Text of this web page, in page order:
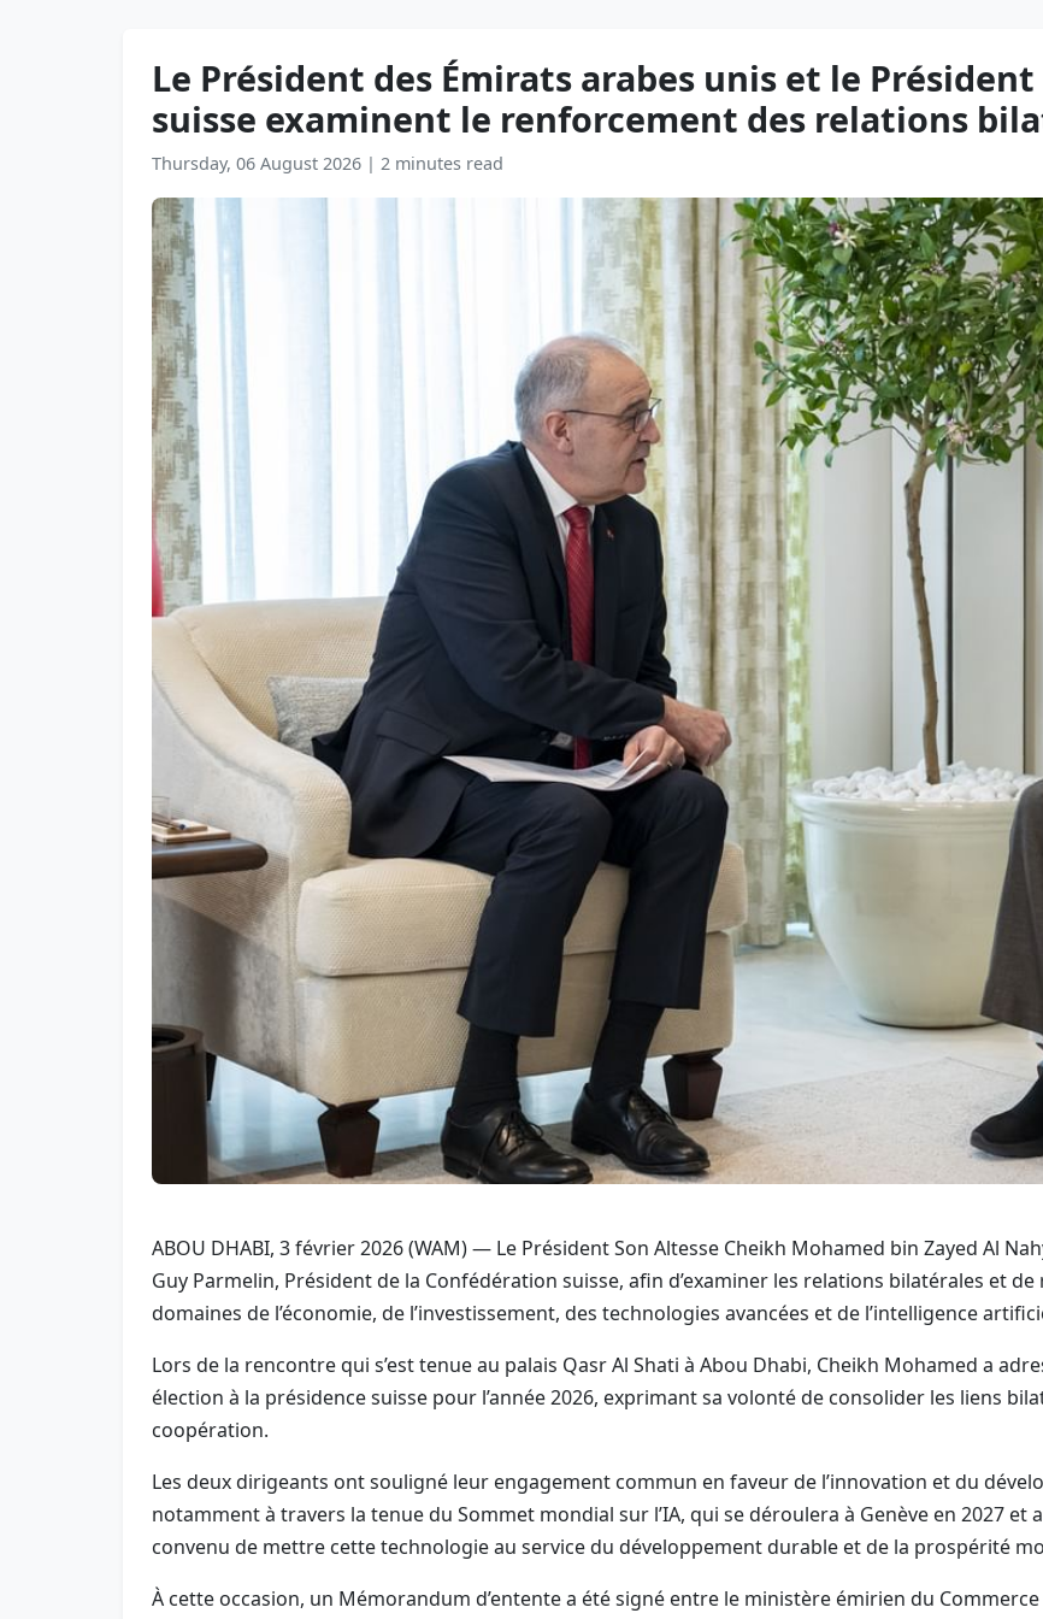
Le Président des Émirats arabes unis et le
suisse examinent le renforcement des relations
Thursday, 06 August 2026 | 2 minutes read
ABOU DHABI, 3 février 2026 (WAM) — Le Président Son Altesse Cheikh Mohamed bin Zayed Al
Guy Parmelin, Président de la Confédération suisse, afin d’examiner les relations bilatérales et
domaines de l’économie, de l’investissement, des technologies avancées et de l’intelligence
Lors de la rencontre qui s’est tenue au palais Qasr Al Shati à Abou Dhabi, Cheikh Mohamed a
élection à la présidence suisse pour l’année 2026, exprimant sa volonté de consolider les liens
coopération.
Les deux dirigeants ont souligné leur engagement commun en faveur de l’innovation et du
notamment à travers la tenue du Sommet mondial sur l’IA, qui se déroulera à Genève en 2027 et
convenu de mettre cette technologie au service du développement durable et de la prospérité
À cette occasion, un Mémorandum d’entente a été signé entre le ministère émirien du